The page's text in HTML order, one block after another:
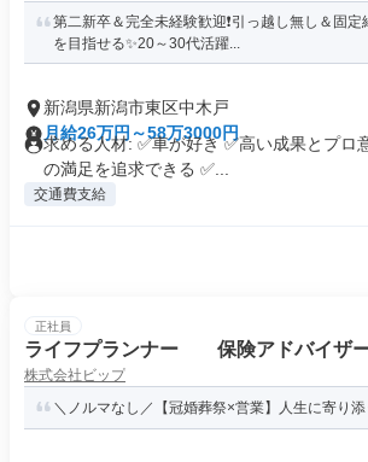
第二新卒＆完全未経験歓迎❗引っ越し無し＆固
を目指せる✨20～30代活躍...
新潟県新潟市東区中木戸
月給26万円～58万3000円
求める人材: ✅車が好き ✅高い成果とプロ
の満足を追求できる ✅...
交通費支給
正社員
ライフプランナー 保険アドバイザ
株式会社ビップ
＼ノルマなし／【冠婚葬祭×営業】人生に寄り